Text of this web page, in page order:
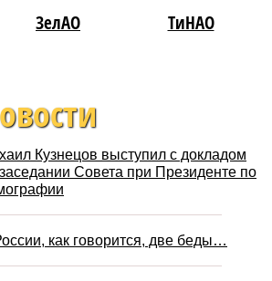
ЗелАО ТиНАО
Кузнецов выступил с докладом
Совета при Президенте по
как говорится, две беды…